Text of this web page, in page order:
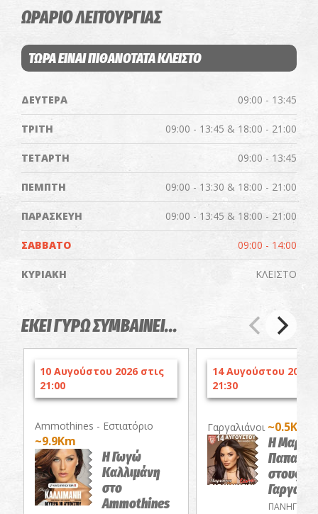
ΩΡΑΡΙΟ ΛΕΙΤΟΥΡΓΙΑΣ
ΤΩΡΑ ΕΙΝΑΙ ΠΙΘΑΝΟΤΑΤΑ ΚΛΕΙΣΤΟ
ΔΕΥΤΕΡΑ 09:00 - 13:45
ΤΡΙΤΗ 09:00 - 13:45 & 18:00 - 21:00
ΤΕΤΑΡΤΗ 09:00 - 13:45
ΠΕΜΠΤΗ 09:00 - 13:30 & 18:00 - 21:00
ΠΑΡΑΣΚΕΥΗ 09:00 - 13:45 & 18:00 - 21:00
ΣΑΒΒΑΤΟ 09:00 - 14:00
ΚΥΡΙΑΚΗ ΚΛΕΙΣΤΟ
ΕΚΕΙ ΓΥΡΩ ΣΥΜΒΑΙΝΕΙ...
10 Αυγούστου 2026 στις
21:00
Ammothines - Εστιατόριο
~9.9Km
Η Γωγώ
Καλλιμάνη
στο
Ammothines
14 Αυγούστου 2026
21:30
Γαργαλιάνοι ~0.5Km
Η
στους
ΠΑΝΗΓΥΡΙΑ